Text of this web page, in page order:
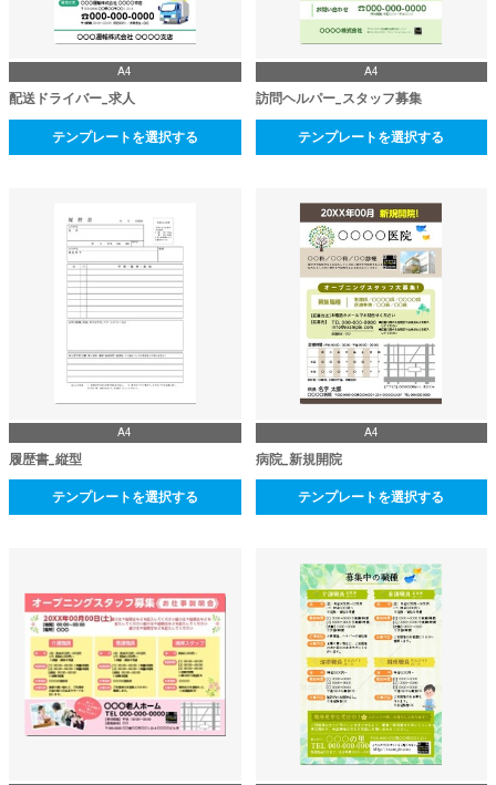
A4
配送ドライバー_求人
テンプレートを選択する
A4
訪問ヘルパー_スタッフ募集
テンプレートを選択する
A4
履歴書_縦型
テンプレートを選択する
A4
病院_新規開院
テンプレートを選択する